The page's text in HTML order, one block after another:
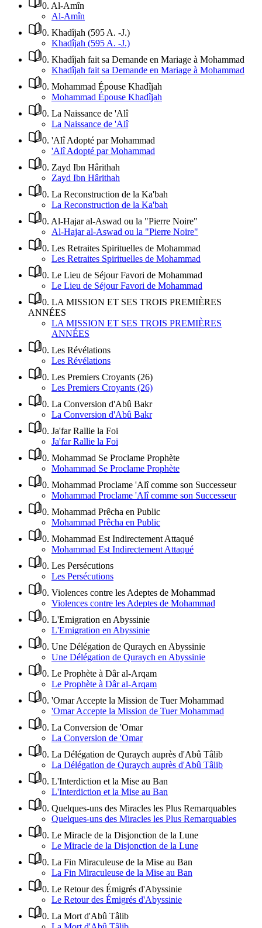
0. Al-Amîn
Al-Amîn
0. Khadîjah (595 A. -J.)
Khadîjah (595 A. -J.)
0. Khadîjah fait sa Demande en Mariage à Mohammad
Khadîjah fait sa Demande en Mariage à Mohammad
0. Mohammad Épouse Khadîjah
Mohammad Épouse Khadîjah
0. La Naissance de 'Alî
La Naissance de 'Alî
0. 'Alî Adopté par Mohammad
'Alî Adopté par Mohammad
0. Zayd Ibn Hârithah
Zayd Ibn Hârithah
0. La Reconstruction de la Ka'bah
La Reconstruction de la Ka'bah
0. Al-Hajar al-Aswad ou la "Pierre Noire"
Al-Hajar al-Aswad ou la "Pierre Noire"
0. Les Retraites Spirituelles de Mohammad
Les Retraites Spirituelles de Mohammad
0. Le Lieu de Séjour Favori de Mohammad
Le Lieu de Séjour Favori de Mohammad
0. LA MISSION ET SES TROIS PREMIÈRES
ANNÉES
LA MISSION ET SES TROIS PREMIÈRES
ANNÉES
0. Les Révélations
Les Révélations
0. Les Premiers Croyants (26)
Les Premiers Croyants (26)
0. La Conversion d'Abû Bakr
La Conversion d'Abû Bakr
0. Ja'far Rallie la Foi
Ja'far Rallie la Foi
0. Mohammad Se Proclame Prophète
Mohammad Se Proclame Prophète
0. Mohammad Proclame 'Alî comme son Successeur
Mohammad Proclame 'Alî comme son Successeur
0. Mohammad Prêcha en Public
Mohammad Prêcha en Public
0. Mohammad Est Indirectement Attaqué
Mohammad Est Indirectement Attaqué
0. Les Persécutions
Les Persécutions
0. Violences contre les Adeptes de Mohammad
Violences contre les Adeptes de Mohammad
0. L'Emigration en Abyssinie
L'Emigration en Abyssinie
0. Une Délégation de Quraych en Abyssinie
Une Délégation de Quraych en Abyssinie
0. Le Prophète à Dâr al-Arqam
Le Prophète à Dâr al-Arqam
0. 'Omar Accepte la Mission de Tuer Mohammad
'Omar Accepte la Mission de Tuer Mohammad
0. La Conversion de 'Omar
La Conversion de 'Omar
0. La Délégation de Quraych auprès d'Abû Tâlib
La Délégation de Quraych auprès d'Abû Tâlib
0. L'Interdiction et la Mise au Ban
L'Interdiction et la Mise au Ban
0. Quelques-uns des Miracles les Plus Remarquables
Quelques-uns des Miracles les Plus Remarquables
0. Le Miracle de la Disjonction de la Lune
Le Miracle de la Disjonction de la Lune
0. La Fin Miraculeuse de la Mise au Ban
La Fin Miraculeuse de la Mise au Ban
0. Le Retour des Émigrés d'Abyssinie
Le Retour des Émigrés d'Abyssinie
0. La Mort d'Abû Tâlib